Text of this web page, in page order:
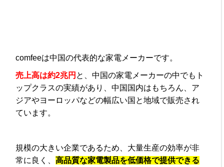
comfeeは中国の代表的な家電メーカーです。
売上高は約2兆円 と、中国の家電メーカーの中でもト
ップクラスの実績があり、中国国内はもちろん、ア
ジアやヨーロッパなどの幅広い国と地域で販売され
ています。
規模の大きい企業であるため、大量生産の効率が非
常に良く、高品質な家電製品を低価格で提供できる